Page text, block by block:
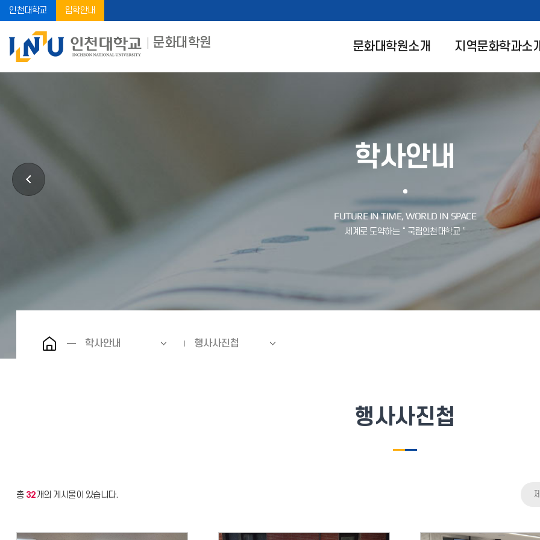
인천대학교 입학안내
문화대학원 문화대학원소개 지역문화학과소
학사안내
학사안내 행사사진첩
행사사진첩
총 32개의 게시물이 있습니다.